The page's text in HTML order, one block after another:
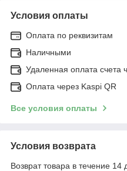
Условия оплаты
Оплата по реквизитам
Наличными
Удаленная оплата счета
Оплата через Kaspi QR
Все условия оплаты
Условия возврата
Возврат товара в течение 14